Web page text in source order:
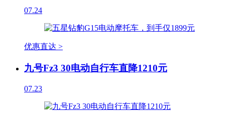
07.24
优惠直达 >
九号Fz3 30电动自行车直降1210元
07.23